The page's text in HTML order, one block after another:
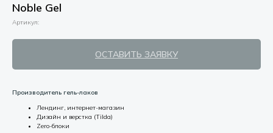
Noble Gel
Артикул:
ОСТАВИТЬ ЗАЯВКУ
Производитель гель-лаков
Лендинг, интернет-магазин
Дизайн и верстка (Tilda)
Zero-блоки